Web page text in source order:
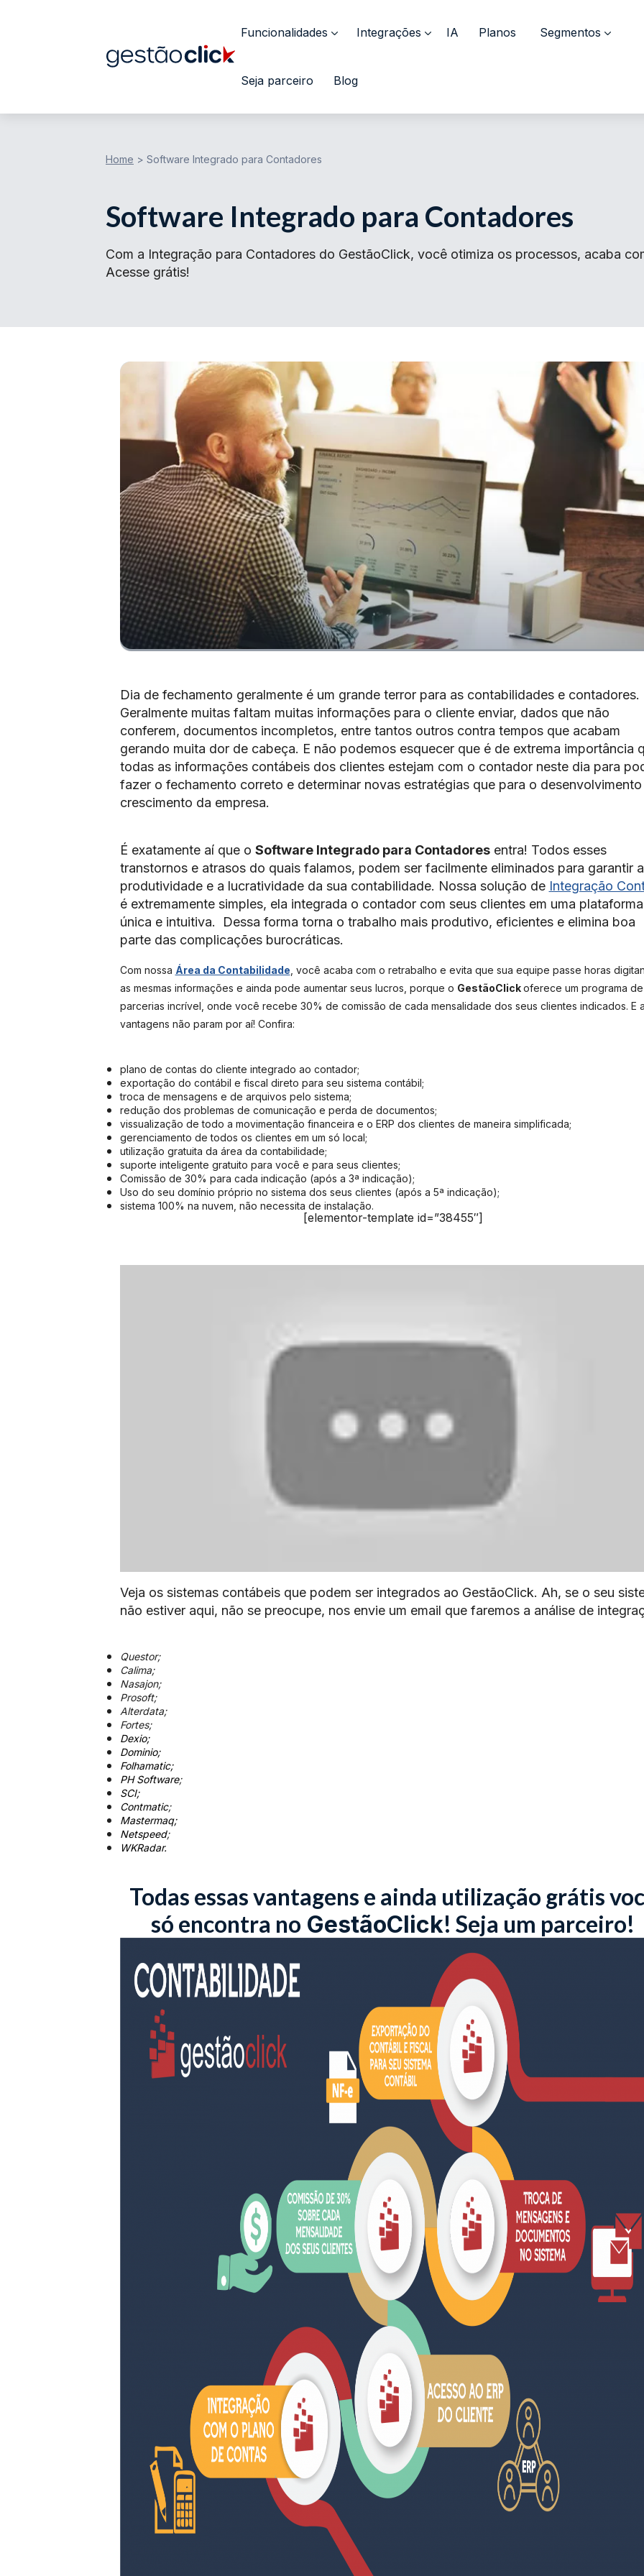
Funcionalidades Integrações IA Planos Segmentos
Seja parceiro Blog
Home > Software Integrado para Contadores
Software Integrado para Contadores
Com a Integração para Contadores do GestãoClick, você otimiza os processos, acaba
Acesse grátis!
Dia de fechamento geralmente é um grande terror para as contabilidades e contadores.
Geralmente muitas faltam muitas informações para o cliente enviar, dados que não
conferem, documentos incompletos, entre tantos outros contra tempos que acabam
gerando muita dor de cabeça. E não podemos esquecer que é de extrema importância
todas as informações contábeis dos clientes estejam com o contador neste dia para
fazer o fechamento correto e determinar novas estratégias que para o desenvolvimento
crescimento da empresa.
É exatamente aí que o Software Integrado para Contadoresentra! Todos esses
transtornos e atrasos do quais falamos, podem ser facilmente eliminados para garantir a
produtividade e a lucratividade da sua contabilidade. Nossa solução de Integração
é extremamente simples, ela integrada o contador com seus clientes em uma plataforma
única e intuitiva. Dessa forma torna o trabalho mais produtivo, eficientes e elimina boa
parte das complicações burocráticas.
Com nossa Área da Contabilidade , você acaba com o retrabalho e evita que sua equipe passe horas
as mesmas informações e ainda pode aumentar seus lucros, porque o GestãoClickoferece um programa de
parcerias incrível, onde você recebe 30% de comissão de cada mensalidade dos seus clientes indicados. E
vantagens não param por aí! Confira:
plano de contas do cliente integrado ao contador;
exportação do contábil e fiscal direto para seu sistema contábil;
troca de mensagens e de arquivos pelo sistema;
redução dos problemas de comunicação e perda de documentos;
vissualização de todo a movimentação financeira e o ERP dos clientes de maneira simplificada;
gerenciamento de todos os clientes em um só local;
utilização gratuita da área da contabilidade;
suporte inteligente gratuito para você e para seus clientes;
Comissão de 30% para cada indicação (após a 3ª indicação);
Uso do seu domínio próprio no sistema dos seus clientes (após a 5ª indicação);
sistema 100% na nuvem, não necessita de instalação.
[elementor-template id=”38455″]
Veja os sistemas contábeis que podem ser integrados ao GestãoClick. Ah, se o seu
não estiver aqui, não se preocupe, nos envie um email que faremos a análise de
Questor;
Calima;
Nasajon;
Prosoft;
Alterdata;
Fortes;
Dexio;
Dominio;
Folhamatic;
PH Software;
SCI;
Contmatic;
Mastermaq;
Netspeed;
WKRadar.
Todas essas vantagens e ainda utilização grátis
só encontra no GestãoClick! Seja um parceiro!